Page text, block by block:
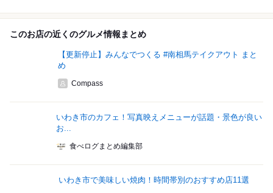
このお店の近くのグルメ情報まとめ
【更新停止】みんなでつくる #南相馬テイクアウト まと
め
Compass
いわき市のカフェ！写真映えメニューが話題・景色が良い
お...
食べログまとめ編集部
いわき市で美味しい焼肉！時間帯別のおすすめ店11選